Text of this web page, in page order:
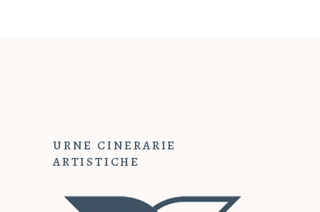
URNE CINERARIE
ARTISTICHE